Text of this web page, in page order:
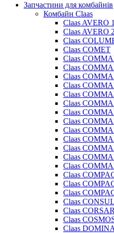
Запчастини для комбайнів
Комбайн Claas
Claas AVERO
Claas AVERO
Claas
Claas COMET
Claas
Claas
Claas
Claas
Claas
Claas
Claas
Claas
Claas
Claas
Claas
Claas
Claas
Claas
Claas
Claas
Claas CONSUL
Claas CORSAR
Claas
Claas